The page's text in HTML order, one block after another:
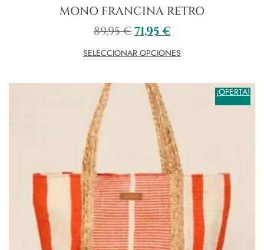
MONO FRANCINA RETRO
89,95€71,95€
SELECCIONAR OPCIONES
¡OFERTA!